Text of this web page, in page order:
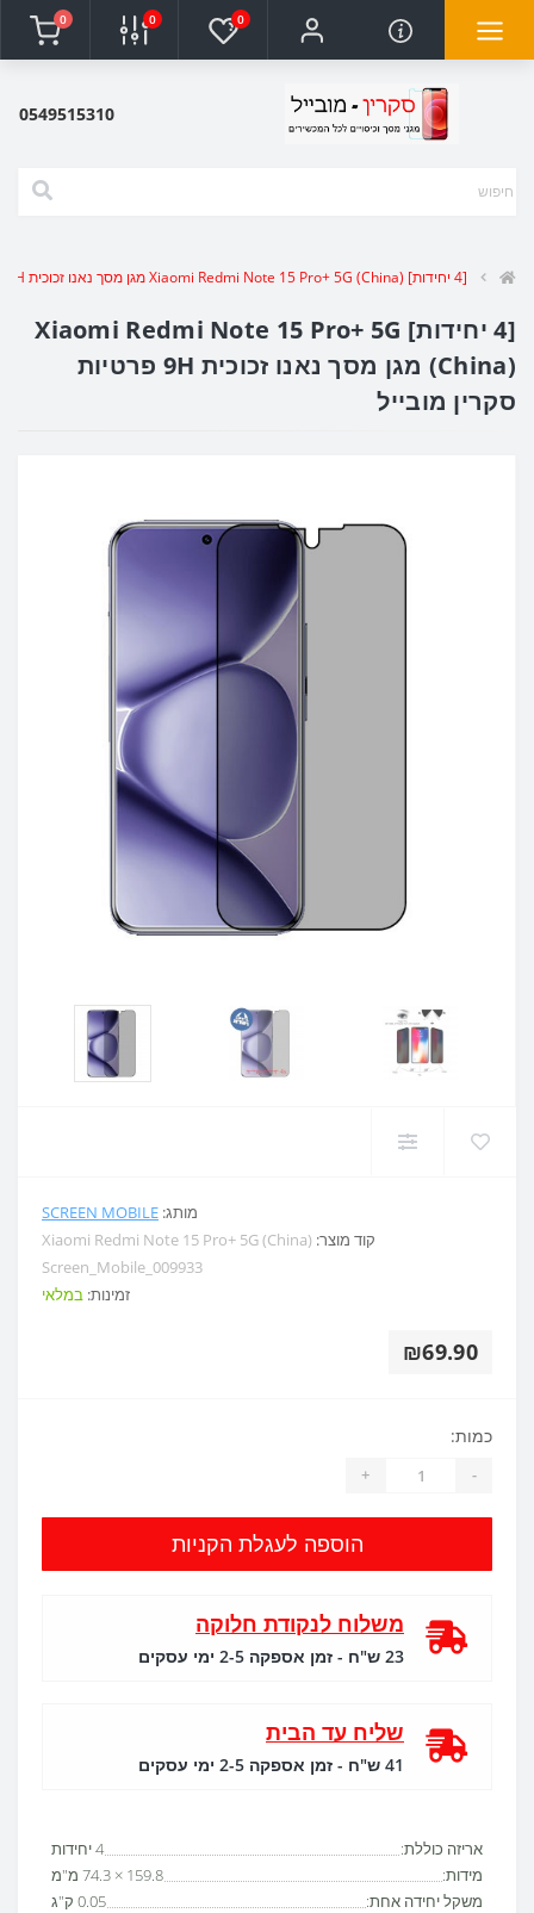
0
0
0
0549515310
[4 יחידות] Xiaomi Redmi Note 15 Pro+ 5G (China) מגן מסך נאנו זכוכית 9H פרטיות סקרין מובייל
[4 יחידות] Xiaomi Redmi Note 15 Pro+ 5G
(China) מגן מסך נאנו זכוכית 9H פרטיות
סקרין מובייל
מותג: SCREEN MOBILE
קוד מוצר: Xiaomi Redmi Note 15 Pro+ 5G (China)
Screen_Mobile_009933
זמינות: במלאי
₪69.90
אריזה כוללת:
4 יחידות
מידות:
159.8 × 74.3 מ"מ
משקל יחידה אחת:
0.05 ק"ג
כמות:
-
+
הוספה לעגלת הקניות
משלוח לנקודת חלוקה
23 ש"ח - זמן אספקה 2-5 ימי עסקים
שליח עד הבית
41 ש"ח - זמן אספקה 2-5 ימי עסקים